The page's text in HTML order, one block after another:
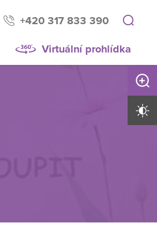
+420 317 833 390
Virtuální prohlídka